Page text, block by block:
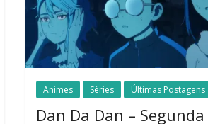
Animes Séries Últimas Postagens
Dan Da Dan – Segunda